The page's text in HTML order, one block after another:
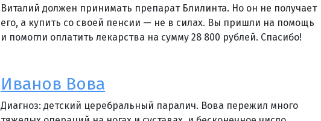
Виталий должен принимать препарат Блилинта. Но он не получает
его, а купить со своей пенсии — не в силах. Вы пришли на помощь
и помогли оплатить лекарства на сумму 28 800 рублей. Спасибо!
Иванов Вова
Диагноз: детский церебральный паралич. Вова пережил много